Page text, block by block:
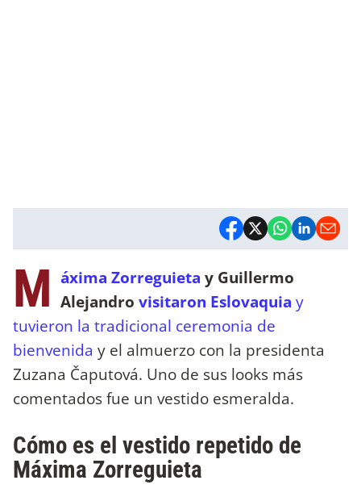
M áxima Zorreguieta y Guillermo
Alejandro visitaron Eslovaquia y
tuvieron la tradicional ceremonia de
bienvenida y el almuerzo con la presidenta
Zuzana Čaputová. Uno de sus looks más
comentados fue un vestido esmeralda.
Cómo es el vestido repetido de
Máxima Zorreguieta